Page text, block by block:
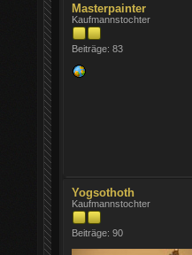
Masterpainter
Kaufmannstochter
Beiträge: 83
Yogsothoth
Kaufmannstochter
Beiträge: 90